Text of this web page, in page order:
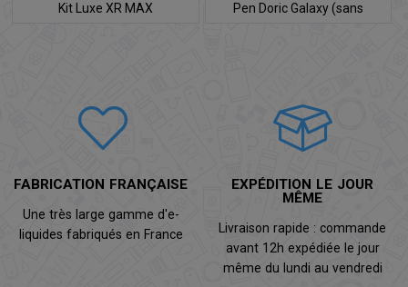
Kit Luxe XR MAX
Pen Doric Galaxy (sans
FABRICATION FRANÇAISE
Une très large gamme d'e-
liquides fabriqués en France
EXPÉDITION LE JOUR
MÊME
Livraison rapide : commande
avant 12h expédiée le jour
même du lundi au vendredi